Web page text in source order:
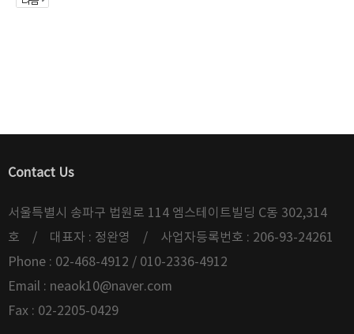
Contact Us
서울특별시 송파구 법원로 114 엠스테이트빌딩 C동 302,314
호 / 대표자 : 정완영 / 사업자등록번호 : 206-93-24261
Phone : 02-468-4912 / 010-2336-4912
Email : neaok10@naver.com
Fax : 02-2205-0429